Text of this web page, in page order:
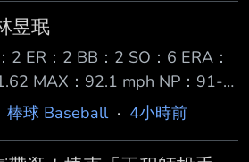
全壘打，你覺得自己的打擊狀
得確實有變好。不過，兩支全
都偏低，如果不是在這座球場，
去，所以不能說是非常完美的
為自己對好球帶內的好球，反應
」 ──今天與同樣是國聯MVP熱
昱珉
2 ER：2 BB：2 SO：6 ERA：
MAX：92.1 mph NP：91-
次先發 因此玉米整整休了7天
飛雙殺安全下庄 第2局投了一個
棒球 Baseball· 4小時前